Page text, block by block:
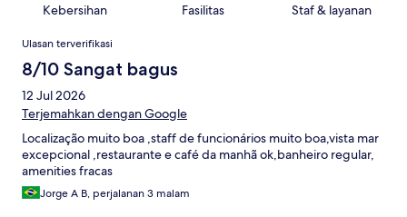
Kebersihan Fasilitas Staf & layanan
Ulasan
Ulasan terverifikasi
8/10 Sangat bagus
12 Jul 2026
Terjemahkan dengan Google
Localização muito boa ,staff de funcionários muito boa,vista mar
excepcional ,restaurante e café da manhã ok,banheiro regular,
amenities fracas
Jorge A B, perjalanan 3 malam